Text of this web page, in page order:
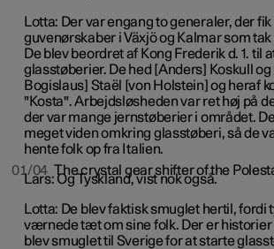
01/04 The crystal gear shifter of the
Lotta: Der var engang to generaler, der
guvenørskaber i Växjö og Kalmar som
De blev beordret af Kong Frederik d. 1. til
glasstøberier. De hed [Anders] Koskull og
Bogislaus] Staël [von Holstein] og heraf
"Kosta". Arbejdsløsheden var ret høj på
der var mange jernstøberier i området.
meget viden omkring glasstøberi, så de
hente folk op fra Italien.
Lars: Og Tyskland, vist nok også.
Lotta: De blev faktisk smuglet hertil, fordi
værnede tæt om sine folk. Der er historier
blev smuglet til Sverige for at starte